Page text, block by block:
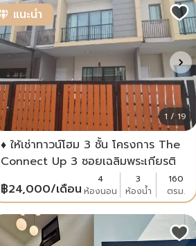
แนะนำ
1 / 19
♦️ ให้เช่าทาวน์โฮม 3 ชั้น โครงการ The
Connect Up 3 ซอยเฉลิมพระเกียรติ
67 ใกล้ Pan-Asia International
School
฿24,000/เดือน
4
ห้องนอน
3
ห้องน้ำ
160
ตรม.